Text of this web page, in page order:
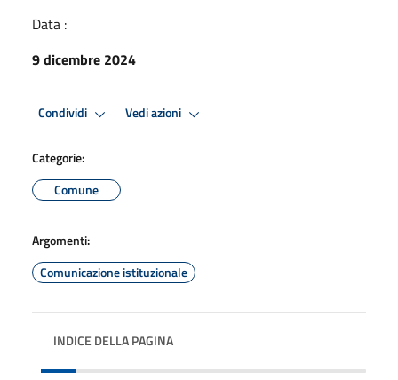
Data :
9 dicembre 2024
Condividi Vedi azioni
Categorie:
Comune
Argomenti:
Comunicazione istituzionale
INDICE DELLA PAGINA